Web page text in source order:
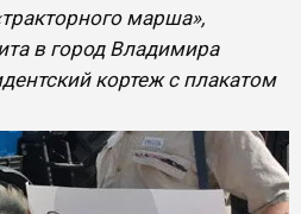
марша»,
в город Владимира
кортеж с плакатом